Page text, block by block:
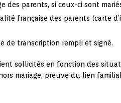
des parents, si ceux-ci sont
française des parents (carte
de transcription rempli et signé.
sollicités en fonction des
mariage, preuve du lien